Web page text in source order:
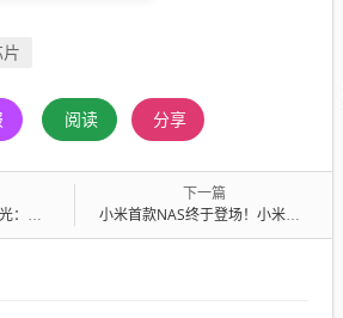
阅读 分享
加持
下一篇
小米首款NAS终于登场！小米智能存储官宣：双盘位设计 2299元起